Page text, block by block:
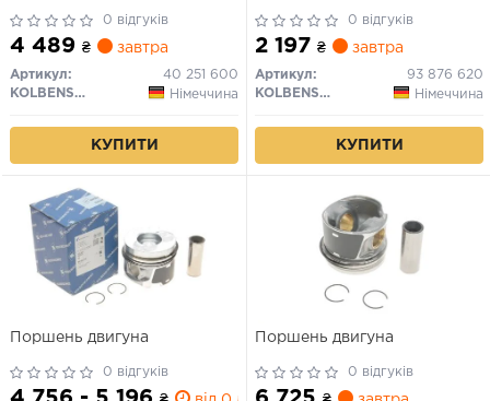
0 відгуків
4 489 ₴ завтра
Артикул:
40 251 600
KOLBENSCHMIDT
Німеччина
КУПИТИ
0 відгуків
2 197 ₴ завтра
Артикул:
93 876 620
KOLBENSCHMIDT
Німеччина
КУПИТИ
Поршень двигуна
0 відгуків
Поршень двигуна
0 відгуків